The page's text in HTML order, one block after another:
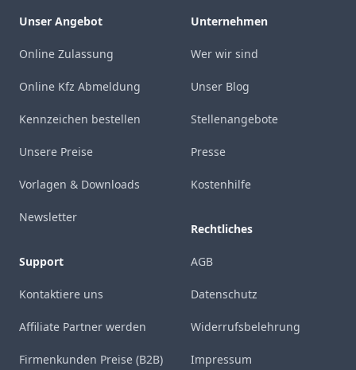
Unser Angebot
Online Zulassung
Online Kfz Abmeldung
Kennzeichen bestellen
Unsere Preise
Vorlagen & Downloads
Newsletter
Support
Kontaktiere uns
Affiliate Partner werden
Firmenkunden Preise (B2B)
Unternehmen
Wer wir sind
Unser Blog
Stellenangebote
Presse
Kostenhilfe
Rechtliches
AGB
Datenschutz
Widerrufsbelehrung
Impressum